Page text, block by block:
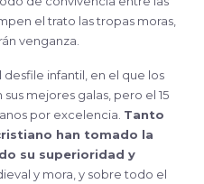
el trato las tropas moras,
venganza.
desfile infantil, en el que los
mejores galas, pero el 15
por excelencia. Tanto
han tomado la
su superioridad y
y mora, y sobre todo el